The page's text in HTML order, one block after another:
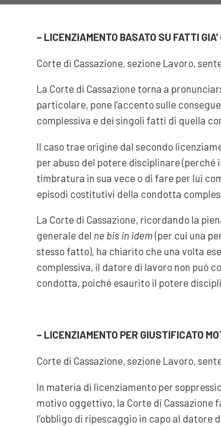
– LICENZIAMENTO BASATO SU FATTI
Corte di Cassazione, sezione Lavoro,
La Corte di Cassazione torna a
particolare, pone l’accento sulle
complessiva e dei singoli fatti di quella
Il caso trae origine dal secondo
per abuso del potere disciplinare
timbratura in sua vece o di fare per lui
episodi costitutivi della condotta
La Corte di Cassazione, ricordando la
generale del ne bis in idem(per cui una
stesso fatto), ha chiarito che una volta
complessiva, il datore di lavoro non può
condotta, poiché esaurito il potere
– LICENZIAMENTO PER GIUSTIFICATO
Corte di Cassazione, sezione Lavoro,
In materia di licenziamento per
motivo oggettivo, la Corte di Cassazione
l’obbligo di ripescaggio in capo al datore